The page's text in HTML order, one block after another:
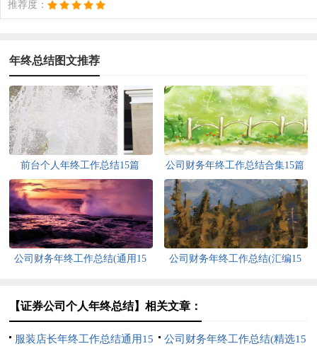
推荐度：
年终总结图文推荐
前台个人年终工作总结15篇 公司财务年终工作总结合集15篇
公司财务年终工作总结(通用15
公司财务年终工作总结(汇编15
【证券公司个人年终总结】相关文章：
服装店长年终工作总结通用15 公司财务年终工作总结(精选15